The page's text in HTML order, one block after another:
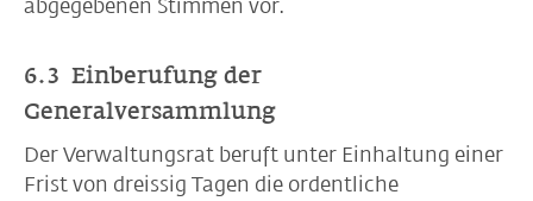
abgegebenen Stimmen vor.
6.3 Einberufung der
Generalversammlung
Der Verwaltungsrat beruft unter Einhaltung einer
Frist von dreissig Tagen die ordentliche